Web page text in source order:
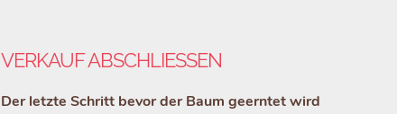
VERKAUF ABSCHLIESSEN
Der letzte Schritt bevor der Baum geerntet wird